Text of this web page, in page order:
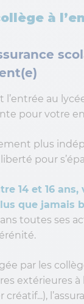
à
l’entrée au
pour votre
plus
pour
14 et 16 ans,
que jamais
toutes ses
par les
extérieures à